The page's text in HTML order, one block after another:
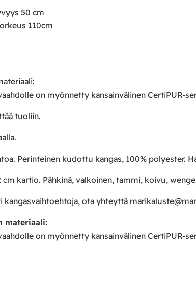
50 cm
110cm
on myönnetty kansainvälinen CertiPUR-
tuoliin.
Perinteinen kudottu kangas, 100% polyester.
kartio. Pähkinä, valkoinen, tammi, koivu,
kangasvaihtoehtoja, ota yhteyttä
materiaali:
on myönnetty kansainvälinen CertiPUR-